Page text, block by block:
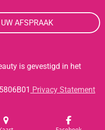
AFSPRAAK
is gevestigd in het
Privacy Statement